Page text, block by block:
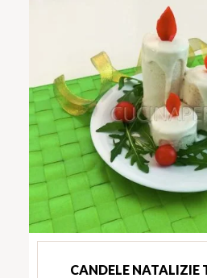
CANDELE NATALIZIE